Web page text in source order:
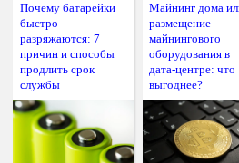
Почему батарейки
быстро
разряжаются: 7
причин и способы
продлить срок
службы
Майнинг дома
размещение
майнингового
оборудования в
дата-центре: что
выгоднее?